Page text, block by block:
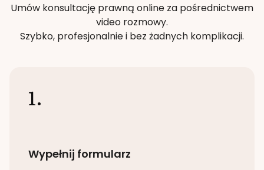
Umów konsultację prawną online za pośrednictwem
video rozmowy.
Szybko, profesjonalnie i bez żadnych komplikacji.
1.
Wypełnij formularz